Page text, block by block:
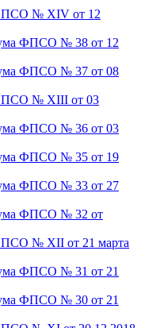
№ XIV от 12
ФПСО № 38 от 12
ФПСО № 37 от 08
№ XIII от 03
ФПСО № 36 от 03
ФПСО № 35 от 19
ФПСО № 33 от 27
ФПСО № 32 от
№ XII от 21 марта
ФПСО № 31 от 21
ФПСО № 30 от 21